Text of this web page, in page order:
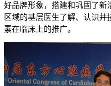
好品牌形象，搭建和巩固了新
区域的基层医生了解、认识
素在临床上的推广。